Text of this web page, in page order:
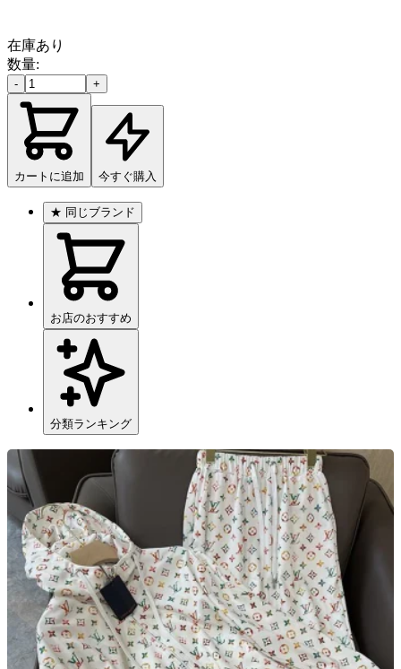
在庫あり
数量:
- +
カートに追加 今すぐ購入
★ 同じブランド
お店のおすすめ
分類ランキング